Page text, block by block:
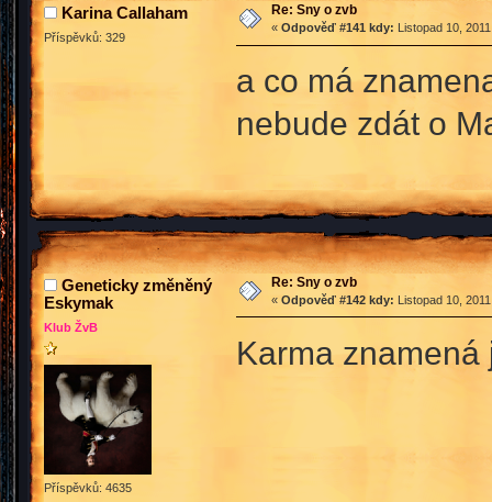
Karina Callaham
Příspěvků: 329
Re: Sny o zvb
« Odpověď #141 kdy: Listopad 10,
a co má
nebude zdát o
Geneticky změněný
Eskymak
Klub ŽvB
Příspěvků: 4635
Re: Sny o zvb
« Odpověď #142 kdy: Listopad 10,
Karma